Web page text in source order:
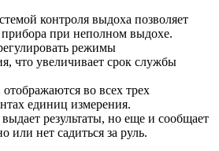
контроля выдоха позволяет
при неполном выдохе.
режимы
что увеличивает срок службы
отображаются во всех трех
единиц измерения.
результаты, но еще и сообщает
или нет садиться за руль.